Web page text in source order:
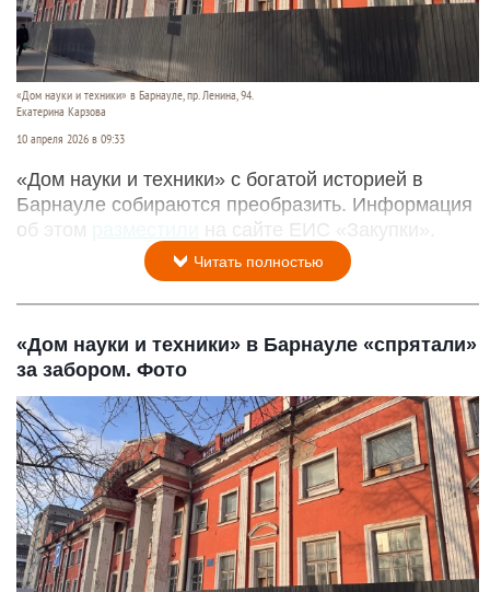
«Дом науки и техники» в Барнауле, пр. Ленина, 94.
Екатерина Карзова
10 апреля 2026 в 09:33
«Дом науки и техники» с богатой историей в
Барнауле собираются преобразить. Информация
об этом
на сайте ЕИС «Закупки».
Читать полностью
«Дом науки и техники» в Барнауле «спрятали»
за забором. Фото